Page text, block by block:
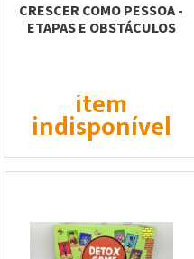
CRESCER COMO PESSOA -
ETAPAS E OBSTÁCULOS
item
indisponível